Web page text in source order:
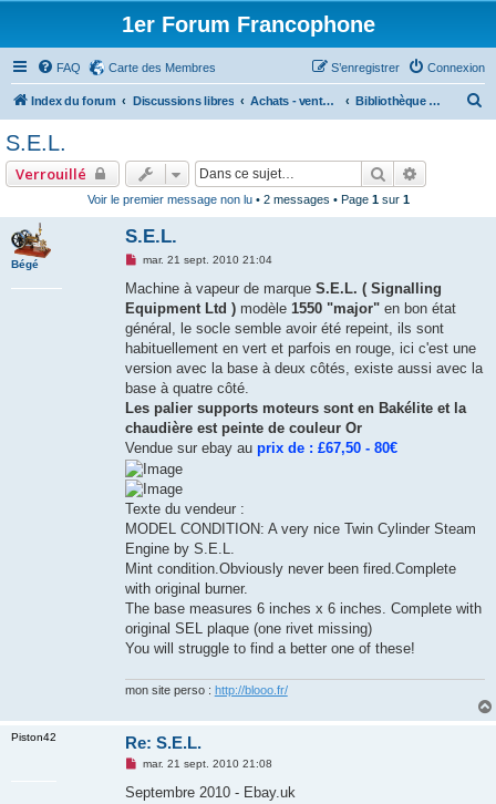
1er Forum Francophone
FAQ Carte des Membres Connexion
S’enregistrer
Index du forum Discussions libres Achats - ventes - Ebay - LeBonCoin (commercial) Bibliothèque des ventes, ebay, leboncoin et autres.
S.E.L.
Verrouillé Rechercher
Voir le premier message non lu• 2 messages • Page 1sur 1
Bégé
S.E.L.
M
s
a
g
n
o
l
u
mar. 21 sept. 2010 21:04
Machine à vapeur de marqueS.E.L. ( Signalling
Equipment Ltd )modèle 1550 "major"en bon état
général, le socle semble avoir été repeint, ils sont
habituellement en vert et parfois en rouge, ici c'est une
version avec la base à deux côtés, existe aussi avec la
base à quatre côté.
Les palier supports moteurs sont en Bakélite et la
chaudière est peinte de couleur Or
Vendue sur ebay auprix de : £67,50 - 80€
Texte du vendeur :
MODEL CONDITION: A very nice Twin Cylinder Steam
Engine by S.E.L.
Mint condition.Obviously never been fired.Complete
with original burner.
The base measures 6 inches x 6 inches. Complete with
original SEL plaque (one rivet missing)
You will struggle to find a better one of these!
mon site perso : http://blooo.fr/
Piston42 Re: S.E.L.
M
s
mar. 21 sept. 2010 21:08
Septembre 2010 - Ebay.uk